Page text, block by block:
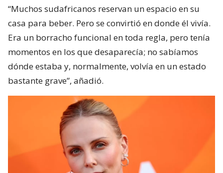
“Muchos sudafricanos reservan un espacio en su
casa para beber. Pero se convirtió en donde él vivía.
Era un borracho funcional en toda regla, pero tenía
momentos en los que desaparecía; no sabíamos
dónde estaba y, normalmente, volvía en un estado
bastante grave”, añadió.